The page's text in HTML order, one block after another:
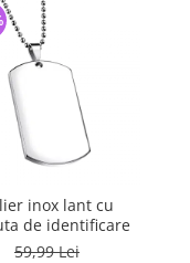
inox lant cu
de identificare
59,99 Lei